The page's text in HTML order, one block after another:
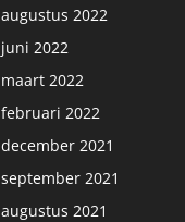
augustus 2022
juni 2022
maart 2022
februari 2022
december 2021
september 2021
augustus 2021